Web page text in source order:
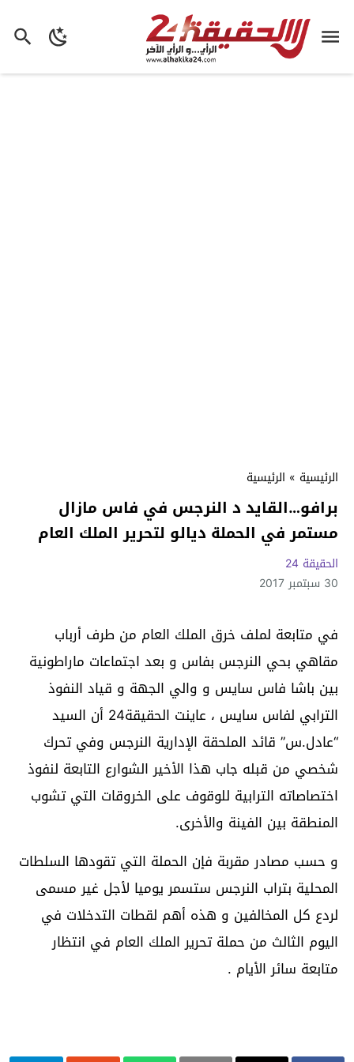
الرئيسية » الرئيسية
برافو…القايد د النرجس في فاس مازال
مستمر في الحملة ديالو لتحرير الملك العام
الحقيقة 24
30 سبتمبر 2017
في متابعة لملف خرق الملك العام من طرف أرباب
مقاهي بحي النرجس بفاس و بعد اجتماعات ماراطونية
بين باشا فاس سايس و والي الجهة و قياد النفوذ
الترابي لفاس سايس ، عاينت الحقيقة24 أن السيد
“عادل.س” قائد الملحقة الإدارية النرجس وفي تحرك
شخصي من قبله جاب هذا الأخير الشوارع التابعة لنفوذ
اختصاصاته الترابية للوقوف على الخروقات التي تشوب
المنطقة بين الفينة والأخرى.
و حسب مصادر مقربة فإن الحملة التي تقودها السلطات
المحلية بتراب النرجس ستسمر يوميا لأجل غير مسمى
لردع كل المخالفين و هذه أهم لقطات التدخلات في
اليوم الثالث من حملة تحرير الملك العام في انتظار
متابعة سائر الأيام .